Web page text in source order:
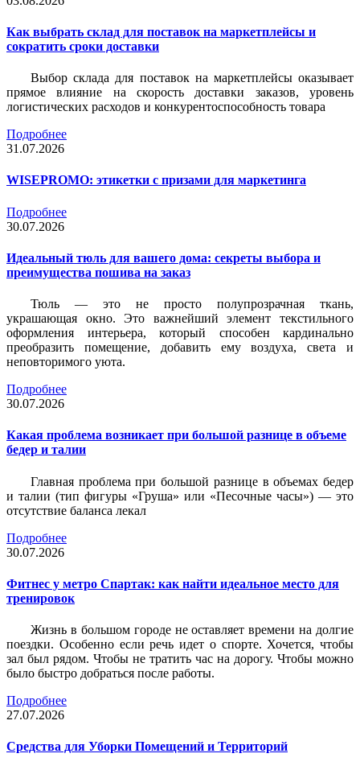
Как выбрать склад для поставок на маркетплейсы и
сократить сроки доставки
Выбор склада для поставок на маркетплейсы оказывает
прямое влияние на скорость доставки заказов, уровень
логистических расходов и конкурентоспособность товара
Подробнее
31.07.2026
WISEPROMO: этикетки с призами для маркетинга
Подробнее
30.07.2026
Идеальный тюль для вашего дома: секреты выбора и
преимущества пошива на заказ
Тюль — это не просто полупрозрачная ткань,
украшающая окно. Это важнейший элемент текстильного
оформления интерьера, который способен кардинально
преобразить помещение, добавить ему воздуха, света и
неповторимого уюта.
Подробнее
30.07.2026
Какая проблема возникает при большой разнице в объеме
бедер и талии
Главная проблема при большой разнице в объемах бедер
и талии (тип фигуры «Груша» или «Песочные часы») — это
отсутствие баланса лекал
Подробнее
30.07.2026
Фитнес у метро Спартак: как найти идеальное место для
тренировок
Жизнь в большом городе не оставляет времени на долгие
поездки. Особенно если речь идет о спорте. Хочется, чтобы
зал был рядом. Чтобы не тратить час на дорогу. Чтобы можно
было быстро добраться после работы.
Подробнее
27.07.2026
Средства для Уборки Помещений и Территорий